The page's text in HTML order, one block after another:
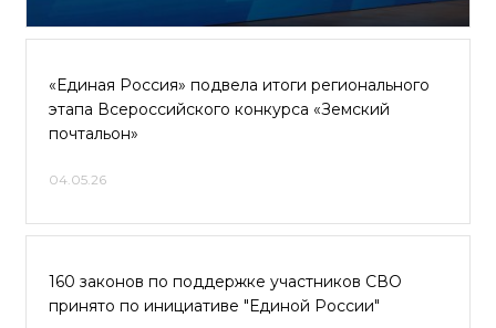
«Единая Россия» подвела итоги регионального
этапа Всероссийского конкурса «Земский
почтальон»
04.05.26
160 законов по поддержке участников СВО
принято по инициативе "Единой России"